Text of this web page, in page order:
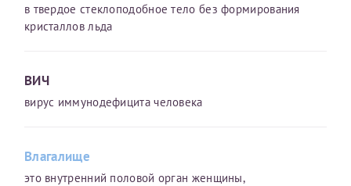
в твердое стеклоподобное тело без формирования
кристаллов льда
ВИЧ
вирус иммунодефицита человека
Влагалище
это внутренний половой орган женщины,